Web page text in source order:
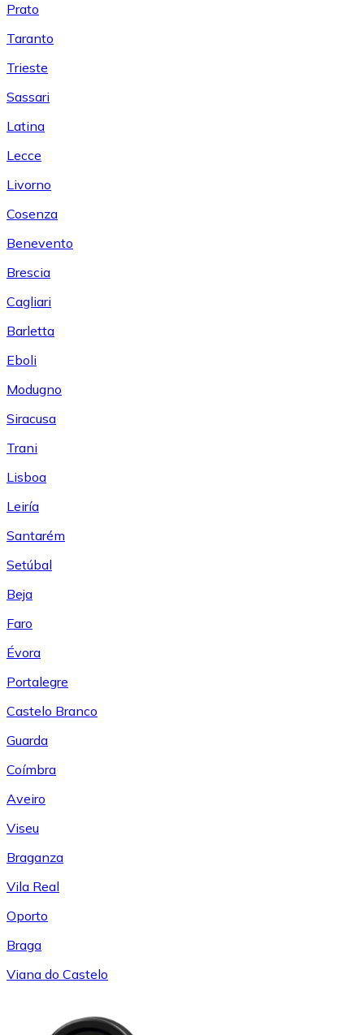
Prato
Taranto
Trieste
Sassari
Latina
Lecce
Livorno
Cosenza
Benevento
Brescia
Cagliari
Barletta
Eboli
Modugno
Siracusa
Trani
Lisboa
Leiría
Santarém
Setúbal
Beja
Faro
Évora
Portalegre
Castelo Branco
Guarda
Coímbra
Aveiro
Viseu
Braganza
Vila Real
Oporto
Braga
Viana do Castelo